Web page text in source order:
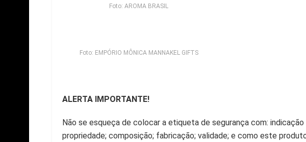
Foto: AROMA BRASIL
Foto: EMPÓRIO MÔNICA MANNAKEL GIFTS
ALERTA IMPORTANTE!
Não se esqueça de colocar a etiqueta de segurança com:
propriedade; composição; fabricação; validade; e como este